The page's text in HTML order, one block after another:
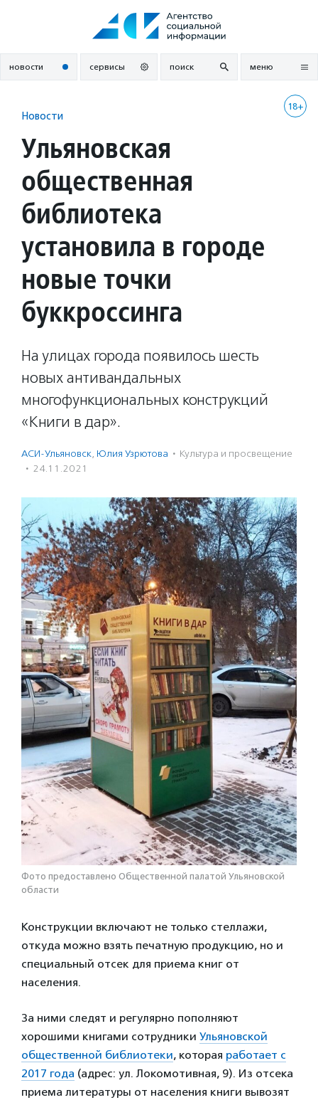
новости сервисы поиск меню
18+
Новости
Ульяновская
общественная
библиотека
установила в городе
новые точки
буккроссинга
На улицах города появилось шесть
новых антивандальных
многофункциональных конструкций
«Книги в дар».
АСИ-Ульяновск, Юлия Узрютова · Культура и просвещение
· 24.11.2021
Фото предоставлено Общественной палатой Ульяновской
области
Конструкции включают не только стеллажи,
откуда можно взять печатную продукцию, но и
специальный отсек для приема книг от
населения.
За ними следят и регулярно пополняют
хорошими книгами сотрудники Ульяновской
общественной библиотеки, которая работает с
2017 года (адрес: ул. Локомотивная, 9). Из отсека
приема литературы от населения книги вывозят